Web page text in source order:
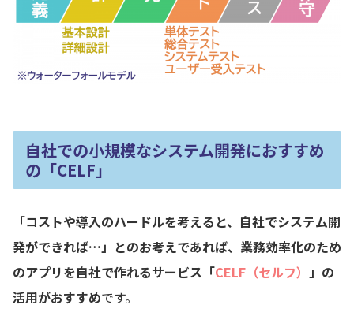
自社での小規模なシステム開発におすすめ
の「CELF」
「コストや導入のハードルを考えると、自社でシステム開
発ができれば…」とのお考えであれば、業務効率化のため
のアプリを自社で作れるサービス「CELF（セルフ） 」の
活用がおすすめです。